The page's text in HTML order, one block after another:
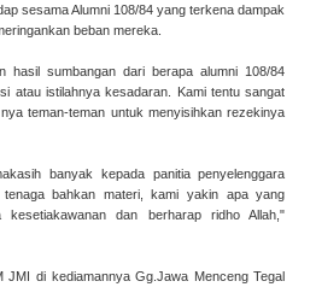
sesama Alumni 108/84 yang terkena dampak
beban mereka.
hasil sumbangan dari berapa alumni 108/84
atau istilahnya kesadaran. Kami tentu sangat
teman-teman untuk menyisihkan rezekinya
banyak kepada panitia penyelenggara
bahkan materi, kami yakin apa yang
kesetiakawanan dan berharap ridho Allah,"
JMI di kediamannya Gg.Jawa Menceng Tegal